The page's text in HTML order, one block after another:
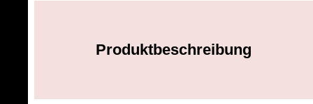
Produktbeschreibung